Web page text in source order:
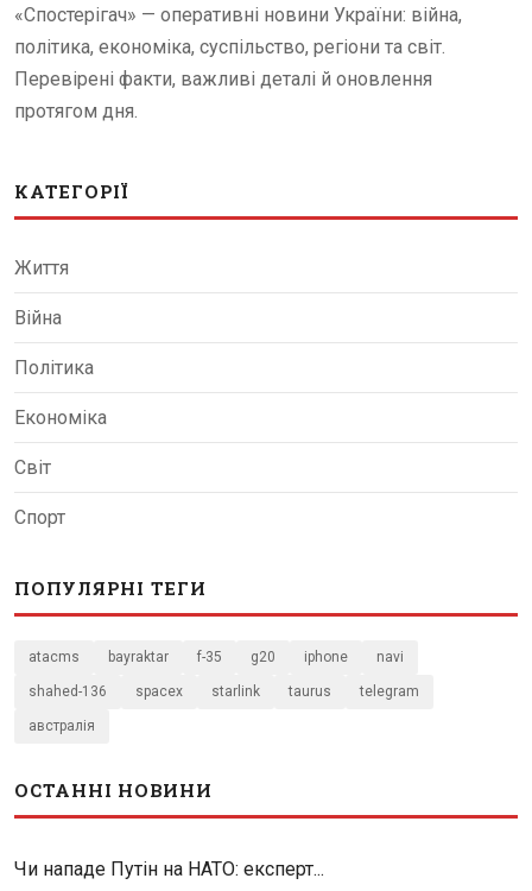
«Спостерігач» — оперативні новини України: війна,
політика, економіка, суспільство, регіони та світ.
Перевірені факти, важливі деталі й оновлення
протягом дня.
КАТЕГОРІЇ
Життя
Війна
Політика
Економіка
Світ
Спорт
ПОПУЛЯРНІ ТЕГИ
atacms bayraktar f-35 g20 iphone navi
shahed-136 spacex starlink taurus telegram
австралія
ОСТАННІ НОВИНИ
Чи нападе Путін на НАТО: експерт...